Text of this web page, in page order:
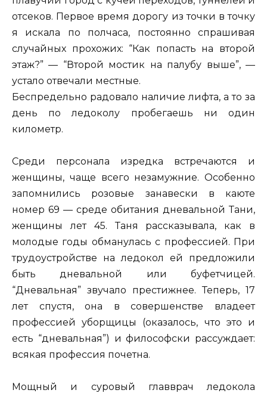
отсеков. Первое время дорогу из точки в точку
я искала по полчаса, постоянно спрашивая
случайных прохожих: “Как попасть на второй
этаж?” — “Второй мостик на палубу выше”, —
устало отвечали местные.
Беспредельно радовало наличие лифта, а то за
день по ледоколу пробегаешь ни один
километр.
Среди персонала изредка встречаются и
женщины, чаще всего незамужние. Особенно
запомнились розовые занавески в каюте
номер 69 — среде обитания дневальной Тани,
женщины лет 45. Таня рассказывала, как в
молодые годы обманулась с профессией. При
трудоустройстве на ледокол ей предложили
быть дневальной или буфетчицей.
“Дневальная” звучало престижнее. Теперь, 17
лет спустя, она в совершенстве владеет
профессией уборщицы (оказалось, что это и
есть “дневальная”) и философски рассуждает:
всякая профессия почетна.
Мощный и суровый главврач ледокола